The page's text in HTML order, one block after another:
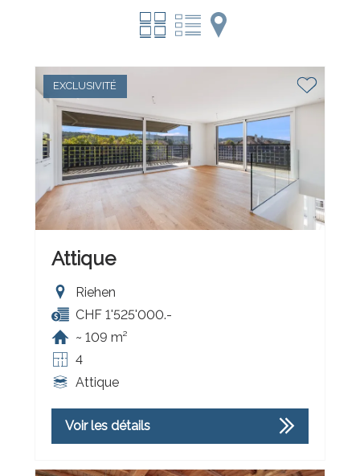
EXCLUSIVITÉ
Attique
Riehen
CHF 1'525'000.-
~ 109 m²
4
Attique
Voir les détails